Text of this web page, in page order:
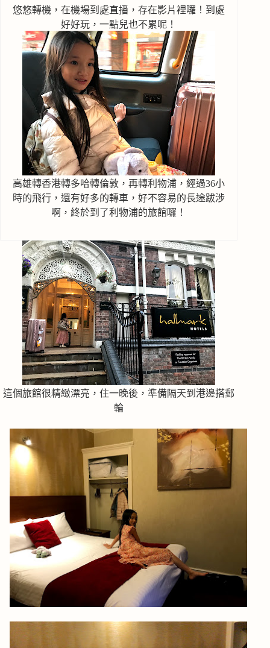
悠悠轉機，在機場到處直播，存在影片裡囉！到處
好好玩，一點兒也不累呢！
高雄轉香港轉多哈轉倫敦，再轉利物浦，經過36小
時的飛行，還有好多的轉車，好不容易的長途跋涉
啊，終於到了利物浦的旅館囉！
這個旅館很精緻漂亮，住一晚後，準備隔天到港邊搭郵
輪